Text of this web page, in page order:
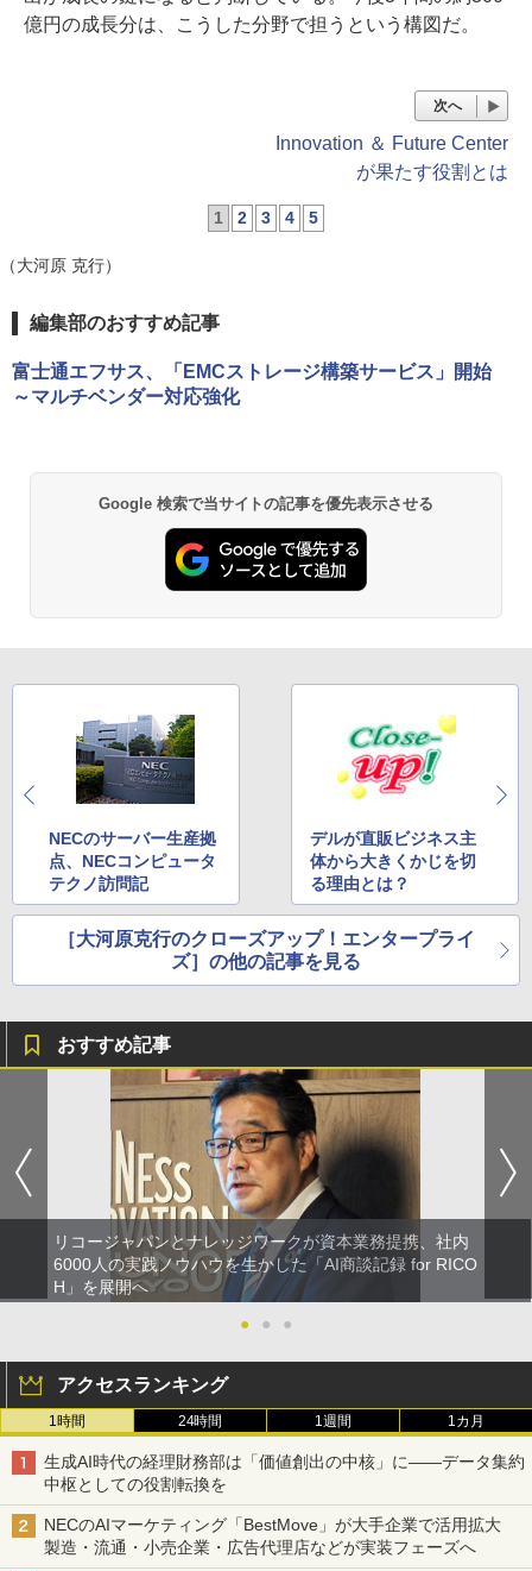
億円の成長分は、こうした分野で担うという構図だ。
次へ
Innovation ＆ Future Center
が果たす役割とは
1 2 3 4 5
（大河原 克行）
編集部のおすすめ記事
富士通エフサス、「EMCストレージ構築サービス」開始
～マルチベンダー対応強化
Google 検索で当サイトの記事を優先表示させる
NECのサーバー生産拠
点、NECコンピュータ
テクノ訪問記
デルが直販ビジネス主
体から大きくかじを切
る理由とは？
［大河原克行のクローズアップ！エンタープライ
ズ］の他の記事を見る
おすすめ記事
リコージャパンとナレッジワークが資本業務提携、社内
6000人の実践ノウハウを生かした「AI商談記録 for RICO
H」を展開へ
●
● ●
アクセスランキング
1時間 24時間 1週間 1カ月
生成AI時代の経理財務部は「価値創出の中核」に――データ集約
中枢としての役割転換を
NECのAIマーケティング「BestMove」が大手企業で活用拡大
製造・流通・小売企業・広告代理店などが実装フェーズへ